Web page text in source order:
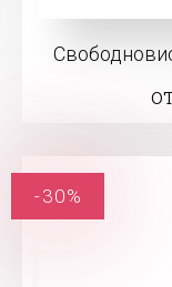
-30%